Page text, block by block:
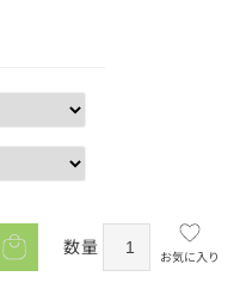
数量 お気に入り